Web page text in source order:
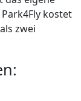
kostet
zwei